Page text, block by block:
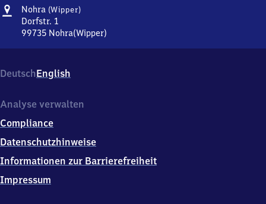
Adresse
Nohra (Wipper)Nohra
Dorfstr. 1
99735 Nohra(Wipper)
Dorfstr.
1,
9
3
5
DeutschEnglish
Analyse verwalten
Compliance
Datenschutzhinweise
Informationen zur Barrierefreiheit
Impressum